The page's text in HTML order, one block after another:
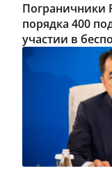
Пограничники
порядка 400
участии в